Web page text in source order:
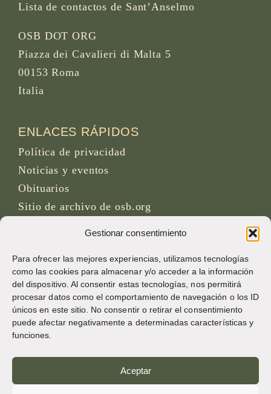
Gestionar consentimiento
Para ofrecer las mejores experiencias, utilizamos tecnologías
como las cookies para almacenar y/o acceder a la información
del dispositivo. Al consentir estas tecnologías, nos permitirá
procesar datos como el comportamiento de navegación o los ID
únicos en este sitio. No consentir o retirar el consentimiento
puede afectar negativamente a determinadas características y
funciones.
Aceptar
Lista de contactos de Sant’Anselmo
OSB DOT ORG
Piazza dei Cavalieri di Malta 5
00153 Roma
Italia
ENLACES RÁPIDOS
Política de privacidad
Noticias y eventos
Obituarios
Sitio de archivo de osb.org
Enlace de fuente RSS
REDES SOCIALES
CRÉDITOS
Fotos de la página